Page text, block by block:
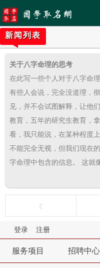
新闻列表
关于八字命理的思考
在此写一些个人对于八字命
有些人会说，完全没道理，
见，并不会试图解释，让他
教育，五年的研究生教育，
看，我只能说，在某种程度
不能完全无视，但我们现在
字命理中包含的信息。 这就
‹
登录 注册
服务项目 招聘中心